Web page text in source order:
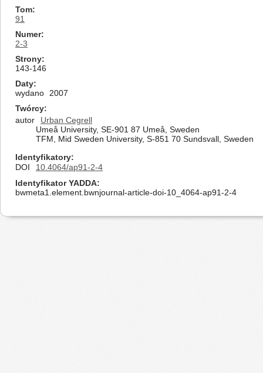
Tom
91
Numer
2-3
Strony
143-146
Daty
wydano
2007
Twórcy
autor
Urban Cegrell
Umeå University, SE-901 87 Umeå, Sweden
TFM, Mid Sweden University, S-851 70 Sundsvall, Sweden
Identyfikatory
DOI
10.4064/ap91-2-4
Identyfikator YADDA
bwmeta1.element.bwnjournal-article-doi-10_4064-ap91-2-4